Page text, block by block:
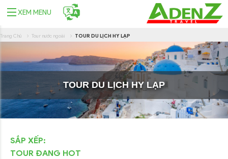
XEM MENU
Trang Chủ Tour nước ngoài TOUR DU LỊCH HY LẠP
TOUR DU LỊCH HY LẠP
SẮP XẾP:
TOUR ĐANG HOT